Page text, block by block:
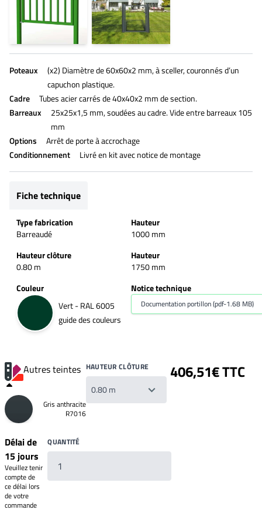
Poteaux
(x2) Diamètre de 60x60x2 mm, à sceller, couronnés d’un
capuchon plastique.
Cadre
Tubes acier carrés de 40x40x2 mm de section.
Barreaux
25x25x1,5 mm, soudées au cadre. Vide entre barreaux 105
mm
Options
Arrêt de porte à accrochage
Conditionnement
Livré en kit avec notice de montage
Fiche technique
Type fabrication
Barreaudé
Hauteur
1000 mm
Hauteur clôture
0.80 m
Hauteur
1750 mm
Couleur
Vert - RAL 6005
guide des couleurs
Notice technique
Documentation portillon (pdf-1.68 MB)
Autres teintes
Gris anthracite
R7016
HAUTEUR CLÔTURE 406,51€ TTC
Délai de
15 jours
Veuillez tenir
compte de
ce délai lors
de votre
commande
QUANTITÉ